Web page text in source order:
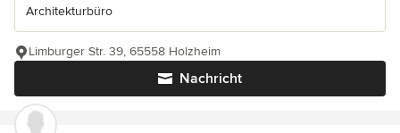
Architekturbüro
Nachricht
Limburger Str. 39, 65558 Holzheim